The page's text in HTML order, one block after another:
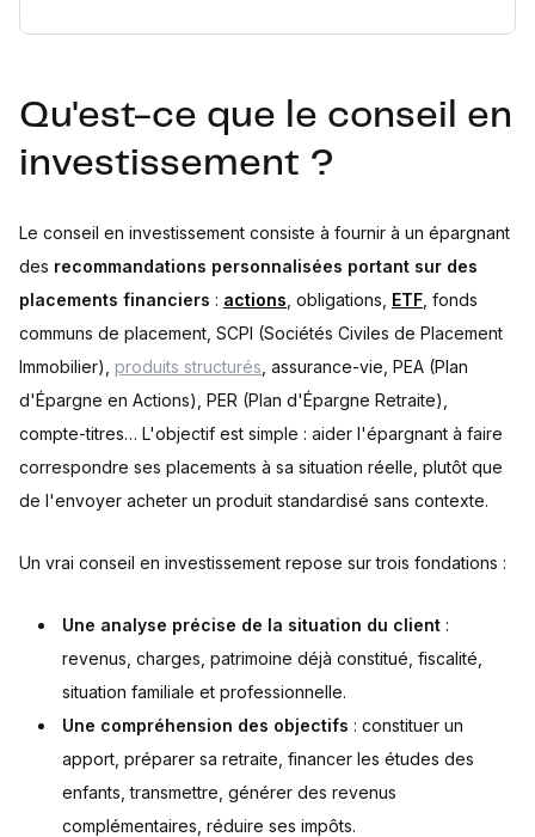
Qu'est-ce que le conseil en
investissement ?
Le conseil en investissement consiste à fournir à un épargnant
des recommandations personnalisées portant sur des
placements financiers : actions , obligations, ETF , fonds
communs de placement, SCPI (Sociétés Civiles de Placement
Immobilier), produits structurés , assurance-vie, PEA (Plan
d'Épargne en Actions), PER (Plan d'Épargne Retraite),
compte-titres… L'objectif est simple : aider l'épargnant à faire
correspondre ses placements à sa situation réelle, plutôt que
de l'envoyer acheter un produit standardisé sans contexte.
Un vrai conseil en investissement repose sur trois fondations :
Une analyse précise de la situation du client :
revenus, charges, patrimoine déjà constitué, fiscalité,
situation familiale et professionnelle.
Une compréhension des objectifs : constituer un
apport, préparer sa retraite, financer les études des
enfants, transmettre, générer des revenus
complémentaires, réduire ses impôts.